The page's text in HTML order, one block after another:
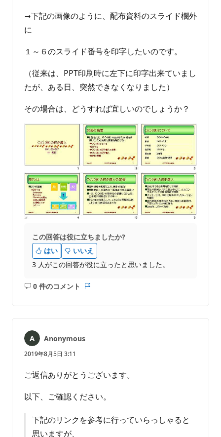
→下記の画像のように、配布資料のスライド欄外
に
１～６のスライド番号を印字したいのです。
（従来は、PPT印刷時に左下に印字出来ていまし
たが、ある日、突然できなくなりました）
その場合は、どうすれば宜しいのでしょうか？
この回答は役に立ちましたか?
はい
いいえ
3 人がこの回答が役に立ったと思いました。
0 件のコメント
コ
ト
あ
り
せ
ト
Anonymous
2019年8月5日 3:11
ご返信ありがとうございます。
以下、ご確認ください。
下記のリンクを参考に行っていらっしゃると
思いますが、